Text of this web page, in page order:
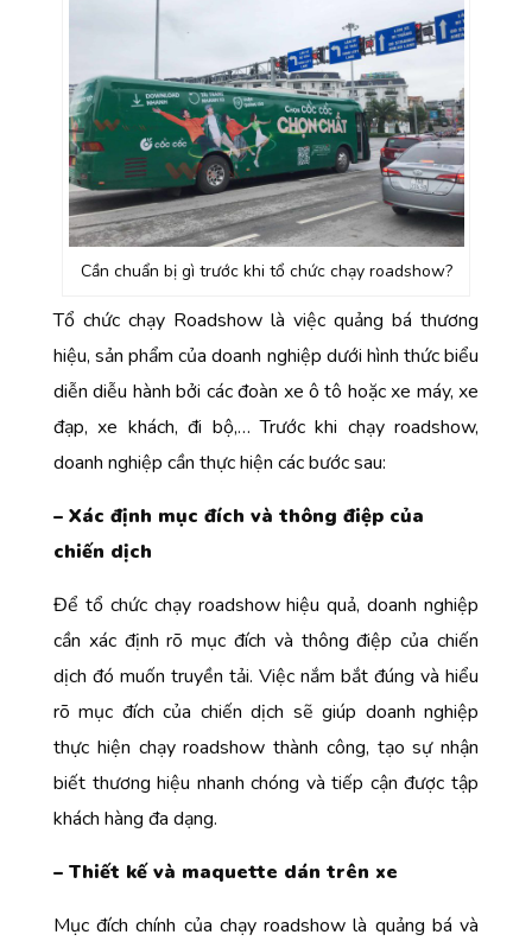
Cần chuẩn bị gì trước khi tổ chức chạy roadshow?
Tổ chức chạy Roadshow là việc quảng bá thương
hiệu, sản phẩm của doanh nghiệp dưới hình thức biểu
diễn diễu hành bởi các đoàn xe ô tô hoặc xe máy, xe
đạp, xe khách, đi bộ,… Trước khi chạy roadshow,
doanh nghiệp cần thực hiện các bước sau:
– Xác định mục đích và thông điệp của
chiến dịch
Để tổ chức chạy roadshowhiệu quả, doanh nghiệp
cần xác định rõ mục đích và thông điệp của chiến
dịch đó muốn truyền tải. Việc nắm bắt đúng và hiểu
rõ mục đích của chiến dịch sẽ giúp doanh nghiệp
thực hiện chạy roadshow thành công, tạo sự nhận
biết thương hiệu nhanh chóng và tiếp cận được tập
khách hàng đa dạng.
– Thiết kế và maquette dán trên xe
Mục đích chính của chạy roadshow là quảng bá và